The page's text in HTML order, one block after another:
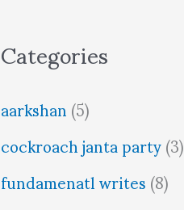
Categories
aarkshan(5)
cockroach janta party(3)
fundamenatl writes(8)